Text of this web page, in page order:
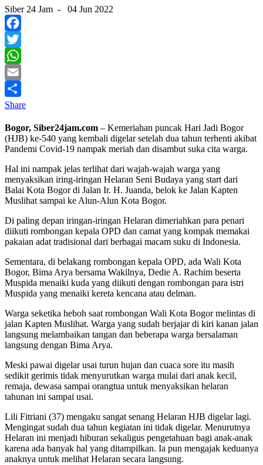
Siber 24 Jam - 04 Jun 2022
Facebook
Twitter
WhatsApp
Email
Share
Bogor, Siber24jam.com – Kemeriahan puncak Hari Jadi Bogor
(HJB) ke-540 yang kembali digelar setelah dua tahun terhenti akibat
Pandemi Covid-19 nampak meriah dan disambut suka cita warga.
Hal ini nampak jelas terlihat dari wajah-wajah warga yang
menyaksikan iring-iringan Helaran Seni Budaya yang start dari
Balai Kota Bogor di Jalan Ir. H. Juanda, belok ke Jalan Kapten
Muslihat sampai ke Alun-Alun Kota Bogor.
Di paling depan iringan-iringan Helaran dimeriahkan para penari
diikuti rombongan kepala OPD dan camat yang kompak memakai
pakaian adat tradisional dari berbagai macam suku di Indonesia.
Sementara, di belakang rombongan kepala OPD, ada Wali Kota
Bogor, Bima Arya bersama Wakilnya, Dedie A. Rachim beserta
Muspida menaiki kuda yang diikuti dengan rombongan para istri
Muspida yang menaiki kereta kencana atau delman.
Warga seketika heboh saat rombongan Wali Kota Bogor melintas di
jalan Kapten Muslihat. Warga yang sudah berjajar di kiri kanan jalan
langsung melambaikan tangan dan beberapa warga bersalaman
langsung dengan Bima Arya.
Meski pawai digelar usai turun hujan dan cuaca sore itu masih
sedikit gerimis tidak menyurutkan warga mulai dari anak kecil,
remaja, dewasa sampai orangtua untuk menyaksikan helaran
tahunan ini sampai usai.
Lili Fitriani (37) mengaku sangat senang Helaran HJB digelar lagi.
Mengingat sudah dua tahun kegiatan ini tidak digelar. Menurutnya
Helaran ini menjadi hiburan sekaligus pengetahuan bagi anak-anak
karena ada banyak hal yang ditampilkan. Ia pun mengajak keduanya
anaknya untuk melihat Helaran secara langsung.